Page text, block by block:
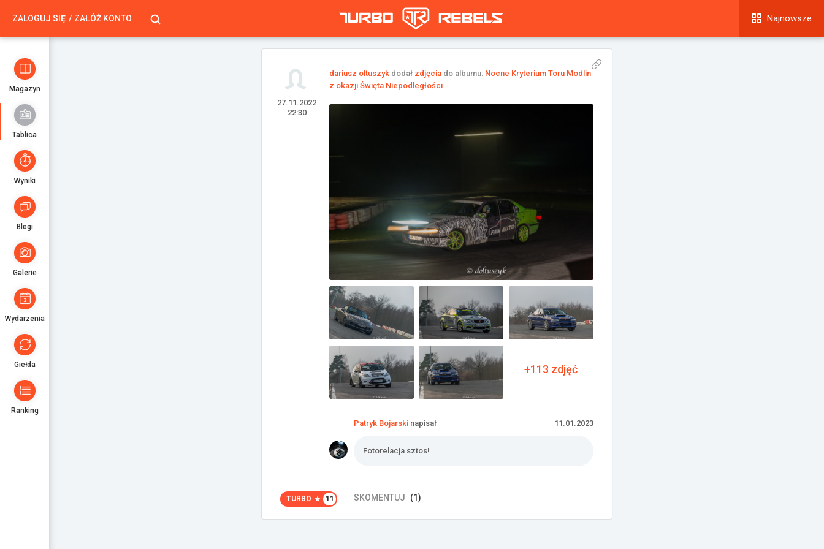
ZALOGUJ SIĘ ZAŁÓŻ KONTO Najnowsze
Magazyn
Tablica
Wyniki
Blogi
Galerie
Wydarzenia
Giełda
Ranking
27.11.2022
22:30
dariusz oltuszyk dodał zdjęcia do albumu: Nocne Kryterium Toru Modlin
z okazji Święta Niepodległości
+113 zdjęć
Patryk Bojarski napisał 11.01.2023
Fotorelacja sztos!
TURBO 11 SKOMENTUJ (1)